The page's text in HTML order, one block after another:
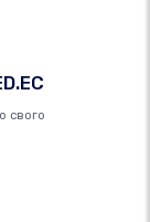
свого